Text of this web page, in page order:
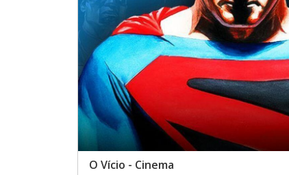
O Vício - Cinema